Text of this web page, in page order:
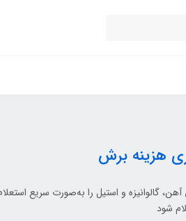
هزینه برش
گالوانیزه و استیل را به‌صورت سریع
شود